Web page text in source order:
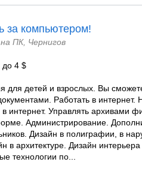
за компьютером!
ПК, Чернигов
до 4 $
для детей и взрослых. Вы
Работать в
Управлять архивами
Администрирование.
Дизайн в полиграфии, в
в архитектуре. Дизайн
технологии по...